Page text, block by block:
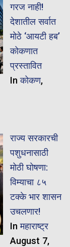
गरज नाही!
देशातील सर्वात
मोठे ‘आयटी हब’
कोकणात
प्रस्तावित
Inकोकण,
राज्य सरकारची
पशुधनासाठी
मोठी घोषणा:
विम्याचा ८५
टक्के भार शासन
उचलणार!
Inमहाराष्ट्र
August 7,